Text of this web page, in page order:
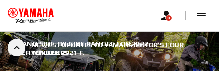
NEWEST UPDATES TO YAMAHA MOTOR’S FOUR
WHEELERS
ATV AND SIDE-BY-SIDE RANGES FOR 2022 |
14 СЕПТЕМВРИ 2021 Г.